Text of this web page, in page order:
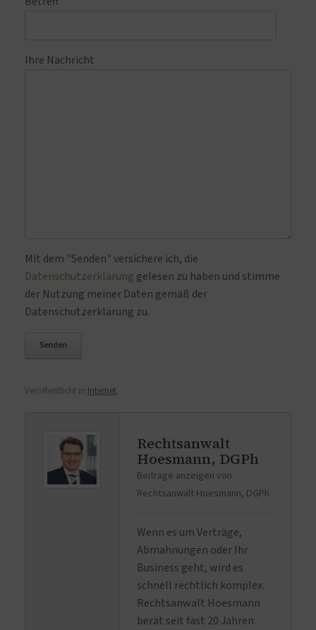
Ihre Nachricht
Bitte lasse dieses Feld leer.
Mit dem "Senden" versichere ich, die
Datenschutzerklärung gelesen zu haben und stimme
der Nutzung meiner Daten gemäß der
Datenschutzerklärung zu.
Veröffentlicht in Internet
Rechtsanwalt
Hoesmann, DGPh
Beiträge anzeigen von
Rechtsanwalt Hoesmann, DGPh
Wenn es um Verträge,
Abmahnungen oder Ihr
Business geht, wird es
schnell rechtlich komplex.
Rechtsanwalt Hoesmann
berät seit fast 20 Jahren